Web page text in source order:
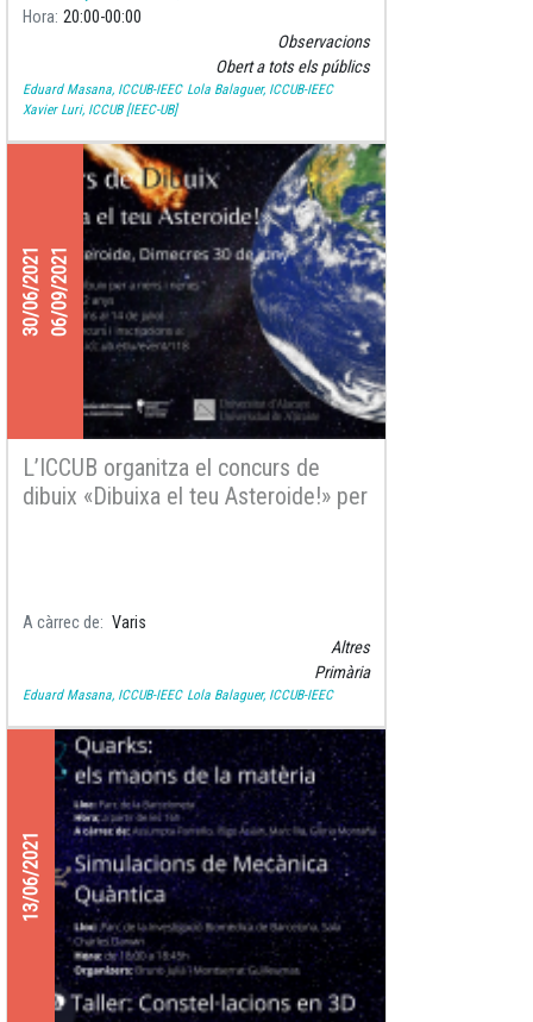
RESTRICCIONS
COVID!!
Hora 20:00 00:00
Observacions
Obert a tots els públics
Eduard Masana, ICCUB-IEEC Lola Balaguer, ICCUB-IEEC
Xavier Luri, ICCUB [IEEC-UB]
30/06/202106/09/2021
L’ICCUB organitza el concurs de
dibuix «Dibuixa el teu Asteroide!» per
A càrrec de
Varis
Altres
Primària
Eduard Masana, ICCUB-IEEC Lola Balaguer, ICCUB-IEEC
13/06/2021